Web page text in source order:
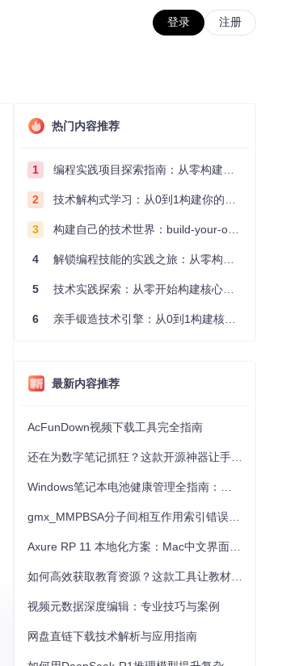
登录 注册
热门内容推荐
1 编程实践项目探索指南：从零构建技术能力体系
2 技术解构式学习：从0到1构建你的编程知识体系
3 构建自己的技术世界：build-your-own-x项目的实践探索指南
4 解锁编程技能的实践之旅：从零构建你的技术世界
5 技术实践探索：从零开始构建核心系统的实践指南
6 亲手锻造技术引擎：从0到1构建核心系统的实践指南
最新内容推荐
AcFunDown视频下载工具完全指南
视频元数据深度编辑：专业技巧与案例
网盘直链下载技术解析与应用指南